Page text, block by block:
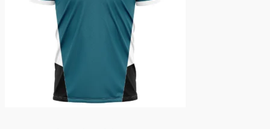
応援ユニフォーム、約53％が「会場に一体感があってよい」と回答。チ
ームへの愛情が伝わる応援スタイルとは？